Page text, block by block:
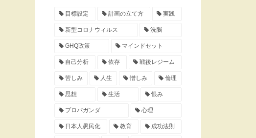
目標設定 計画の立て方 実践
新型コロナウィルス 洗脳
GHQ政策 マインドセット
自己分析 依存 戦後レジーム
苦しみ 人生 憎しみ 倫理
思想 生活 恨み
プロパガンダ 心理
日本人愚民化 教育 成功法則